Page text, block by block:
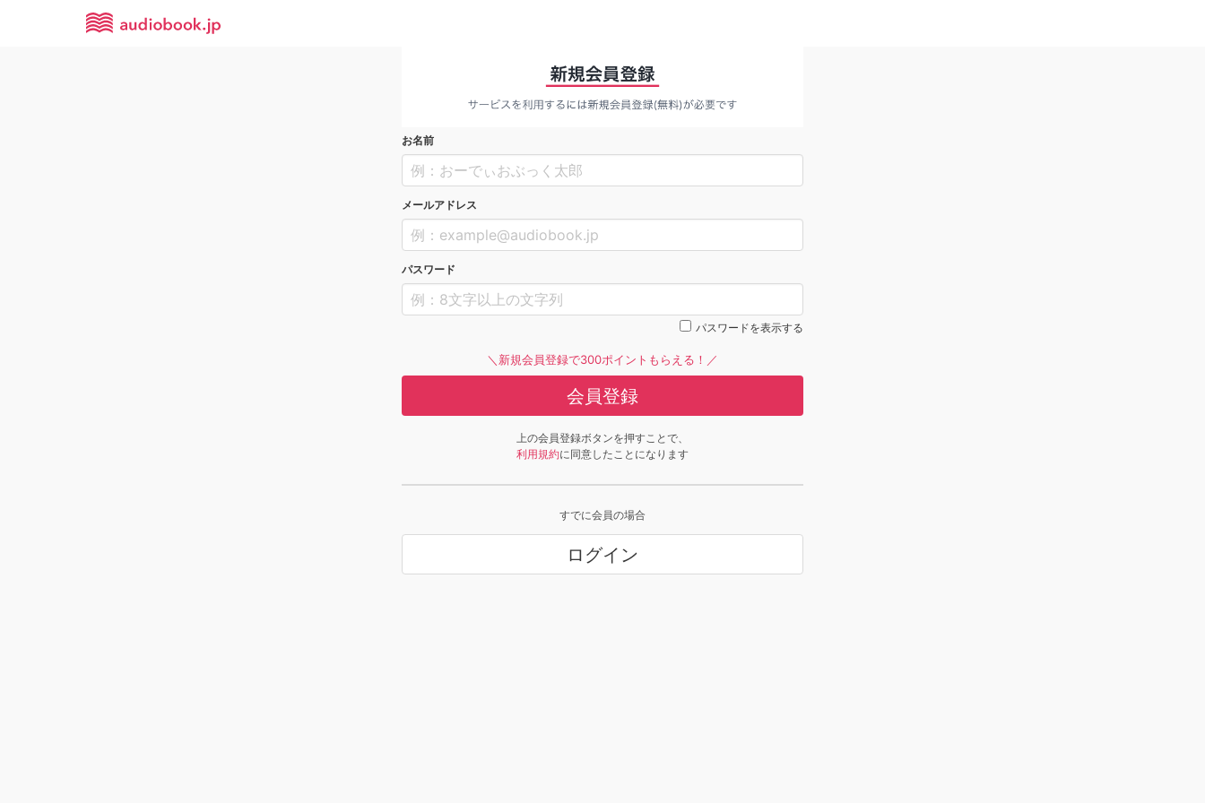
お名前
メールアドレス
パスワード
パスワードを表示する
＼新規会員登録で300ポイントもらえる！／
会員登録
上の会員登録ボタンを押すことで、
利用規約に同意したことになります
すでに会員の場合
ログイン